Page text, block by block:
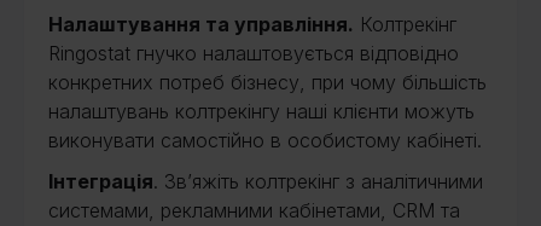
Налаштування та управління. Колтрекінг
Ringostat гнучко налаштовується відповідно
конкретних потреб бізнесу, при чому більшість
налаштувань колтрекінгу наші клієнти можуть
виконувати самостійно в особистому кабінеті.
Інтеграція. Звʼяжіть колтрекінг з аналітичними
системами, рекламними кабінетами, СRM та